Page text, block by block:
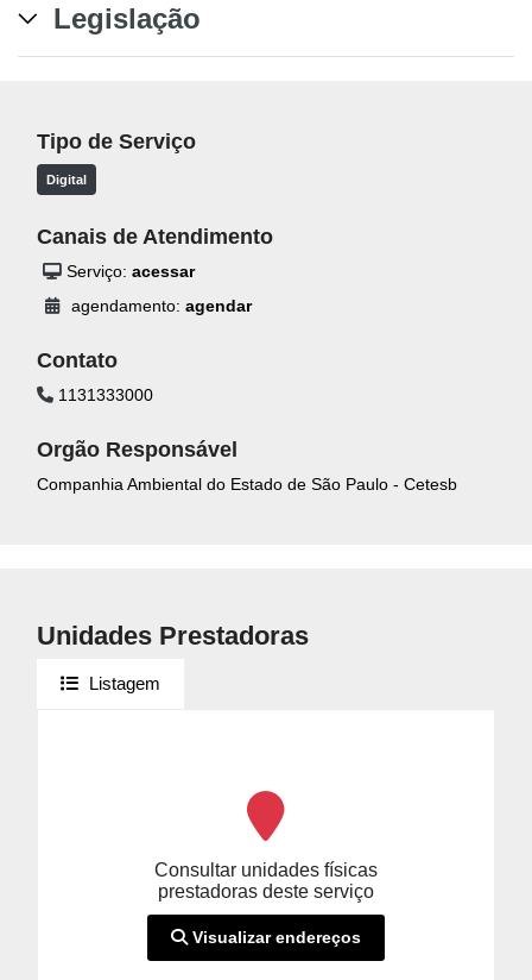
Legislação
Tipo de Serviço
Digital
Canais de Atendimento
Serviço: acessar
agendamento: agendar
Contato
1131333000
Orgão Responsável
Companhia Ambiental do Estado de São Paulo - Cetesb
Unidades Prestadoras
Listagem
Consultar unidades físicas
prestadoras deste serviço
Visualizar endereços